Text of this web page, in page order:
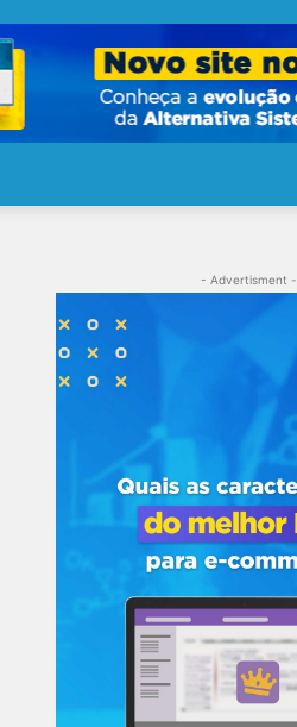
- Advertisment -